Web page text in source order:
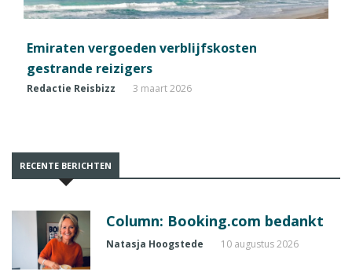
Emiraten vergoeden verblijfskosten
gestrande reizigers
Redactie Reisbizz 3 maart 2026
RECENTE BERICHTEN
Column: Booking.com bedankt
Natasja Hoogstede 10 augustus 2026